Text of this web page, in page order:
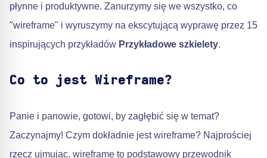
płynne i produktywne. Zanurzymy się we wszystko, co
"wireframe" i wyruszymy na ekscytującą wyprawę przez 15
inspirujących przykładów Przykładowe szkielety.
Co to jest Wireframe?
Panie i panowie, gotowi, by zagłębić się w temat?
Zaczynajmy! Czym dokładnie jest wireframe? Najprościej
rzecz ujmując, wireframe to podstawowy przewodnik